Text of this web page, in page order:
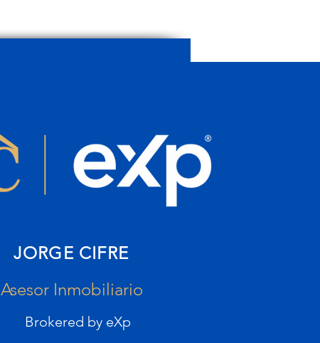
JORGE CIFRE
Asesor Inmobiliario
Brokered by eXp